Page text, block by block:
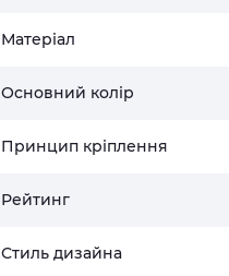
Матеріал
Основний колір
Принцип кріплення
Рейтинг
Стиль дизайна